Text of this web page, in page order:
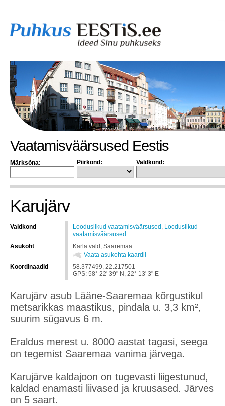
Vaatamisväärsused Eestis
Märksõna: Piirkond: Valdkond:
Karujärv
Valdkond Looduslikud vaatamisväärsused , Looduslikud
vaatamisväärsused
Asukoht
Kärla vald, Saaremaa
Vaata asukohta kaardil
Koordinaadid
58.377499, 22.217501
GPS: 58° 22' 39" N, 22° 13' 3" E
Karujärv asub Lääne-Saaremaa kõrgustikul
metsarikkas maastikus, pindala u. 3,3 km²,
suurim sügavus 6 m.
Eraldus merest u. 8000 aastat tagasi, seega
on tegemist Saaremaa vanima järvega.
Karujärve kaldajoon on tugevasti liigestunud,
kaldad enamasti liivased ja kruusased. Järves
on 5 saart.